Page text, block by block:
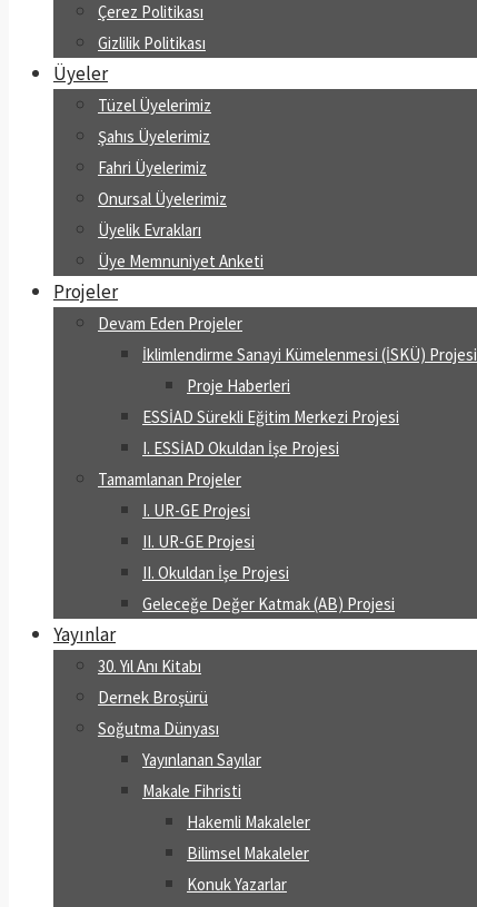
Çerez Politikası
Gizlilik Politikası
Üyeler
Tüzel Üyelerimiz
Şahıs Üyelerimiz
Fahri Üyelerimiz
Onursal Üyelerimiz
Üyelik Evrakları
Üye Memnuniyet Anketi
Projeler
Devam Eden Projeler
İklimlendirme Sanayi Kümelenmesi (İSKÜ) Projesi
Proje Haberleri
ESSİAD Sürekli Eğitim Merkezi Projesi
I. ESSİAD Okuldan İşe Projesi
Tamamlanan Projeler
I. UR-GE Projesi
II. UR-GE Projesi
II. Okuldan İşe Projesi
Geleceğe Değer Katmak (AB) Projesi
Yayınlar
30. Yıl Anı Kitabı
Dernek Broşürü
Soğutma Dünyası
Yayınlanan Sayılar
Makale Fihristi
Hakemli Makaleler
Bilimsel Makaleler
Konuk Yazarlar